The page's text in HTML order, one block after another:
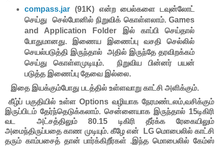
compass.jar(91K) என்ற பைல்களை டவுன்லோட்
செய்து செல்போனில் நிறுவிக் கொள்ளலாம். Games
and Application Folder இல் காப்பி செய்தால்
போதுமானது. இணைய இணைப்பு வசதி செல்லில்
செயல்படுத்தி இருந்தால் அதில் இருந்தே தரவிறக்கம்
செய்து கொள்ளமுடியும். நிறுவிய பின்னர் பயன்
படுத்த இணைப்பு தேவை இல்லை.
இதை இயக்கும்போது படத்தில் உள்ளவாறு காட்சி அளிக்கும்.
கீழ்ப் பகுதியில் உள்ள Options வழியாக நேரமண்டலம்,வசிக்கும்
இருப்பிடம் தேர்ந்தெடுக்கலாம். சென்னையாக இருந்தால் 15டிகிரி
வட அட்சத்திலும் 80.15 டிகிரி தீர்க்க ரேகையிலும்
அமைந்திருப்பதை காண முடியும். கீழே என் LG மொபைலில் காட்சி
தரும் காம்பசைத் தான் பார்க்கிறீர்கள் .இந்த மொபைலில் கேம்ஸ்